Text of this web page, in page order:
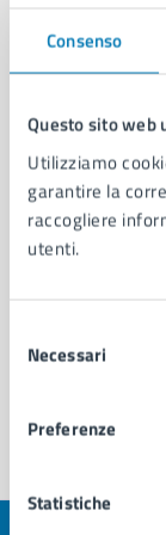
Consenso
Questo sito web
Utilizziamo
garantire la
raccogliere
utenti.
delNecessari
Preferenze
Statistiche
Foscolo, via
lavori
Divieto
Palermo per
Dispositivo di
Dispositivo
Vedi altri 6